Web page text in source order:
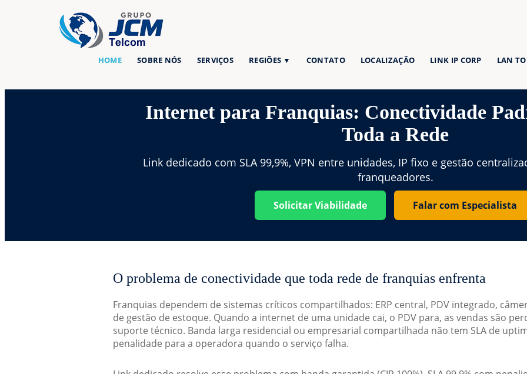
HOME SOBRE NÓS SERVIÇOS REGIÕES ▼ CONTATO LOCALIZAÇÃO LINK IP CORP LAN
Internet para Franquias: Conectividade
Toda a Rede
Link dedicado com SLA 99,9%, VPN entre unidades, IP fixo e gestão
franqueadores.
Solicitar Viabilidade Falar com Especialista
O problema de conectividade que toda rede de franquias enfrenta
Franquias dependem de sistemas críticos compartilhados: ERP central, PDV integrado,
de gestão de estoque. Quando a internet de uma unidade cai, o PDV para, as vendas são
suporte técnico. Banda larga residencial ou empresarial compartilhada não tem SLA de
penalidade para a operadora quando o serviço falha.